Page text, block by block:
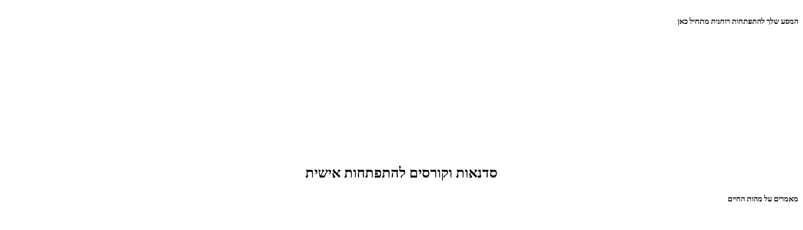
המסע שלך להתפתחות רוחנית מתחיל כאן
סדנאות וקורסים להתפתחות אישית
מאמרים על מהות החיים